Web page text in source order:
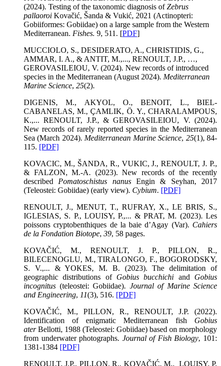
(2024). Testing of the taxonomic diagnosis ofZebrus
pallaoroi Kovačić, Šanda & Vukić, 2021 (Actinopteri:
Gobiiformes: Gobiidae) on a large sample from the Western
Mediterranean. Fishes. 9, 511. [PDF]
MUCCIOLO, S., DESIDERATO, A., CHRISTIDIS, G.,
AMMAR, I. A., & ANTIT, M.,..., RENOULT, J.P., …,
GEROVASILEIOU, V. (2024). New records of introduced
species in the Mediterranean (August 2024). Mediterranean
Marine Science, 25(2).
DIGENIS, M., AKYOL, O., BENOIT, L., BIEL-
CABANELAS, M., ÇAMLIK, Ö. Y., CHARALAMPOUS,
K.,... RENOULT, J.P., & GEROVASILEIOU, V. (2024).
New records of rarely reported species in the Mediterranean
Sea (March 2024). Mediterranean Marine Science, 25(1), 84-
115. [PDF]
KOVACIC, M., ŠANDA, R., VUKIC, J., RENOULT, J. P.,
& FALZON, M.-A. (2023). New records of the recently
described Pomatoschistus nanusEngin & Seyhan, 2017
(Teleostei: Gobiidae) (early view). Cybium. [PDF]
RENOULT, J., MENUT, T., RUFRAY, X., LE BRIS, S.,
IGLESIAS, S. P., LOUISY, P.,... & PRAT, M. (2023). Les
poissons cryptobenthiques de la baie d’Agay (Var). Cahiers
de la Fondation Biotope, 39, 58 pages.
KOVAČIĆ, M., RENOULT, J. P., PILLON, R.,
BILECENOGLU, M., TIRALONGO, F., BOGORODSKY,
S. V.,... & YOKES, M. B. (2023). The delimitation of
geographic distributions of Gobius bucchichi and Gobius
incognitus (teleostei: Gobiidae). Journal of Marine Science
and Engineering, 11(3), 516. [PDF]
KOVAČIĆ, M., PILLON, R., RENOULT, J.P. (2022).
Identification of enigmatic Mediterranean fish Gobius
aterBellotti, 1988 (Teleostei: Gobiidae) based on morphology
from underwater photographs. Journal of Fish Biology, 101:
1381-1384 [PDF]
RENOULT, J.P., PILLON, R., KOVAČIĆ, M., LOUISY, P.